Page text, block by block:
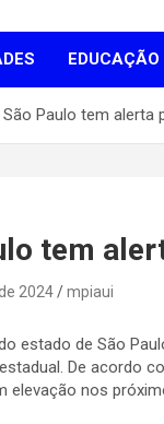
EDUCAÇÃO
São Paulo tem alerta
tem
2024 mpiaui
estado de São
De acordo
elevação nos